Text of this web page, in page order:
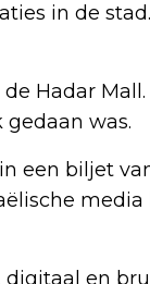
in de
Hadar
was.
een biljet
media
digitaal en